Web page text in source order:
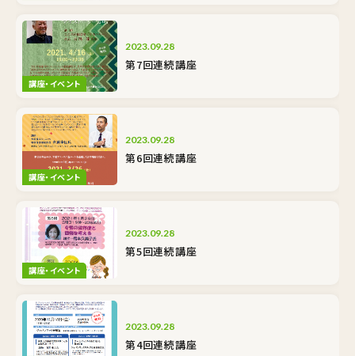
講座・イベント
2023.09.28
第7回連続講座
講座・イベント
2023.09.28
第6回連続講座
講座・イベント
2023.09.28
第5回連続講座
2023.09.28
第4回連続講座